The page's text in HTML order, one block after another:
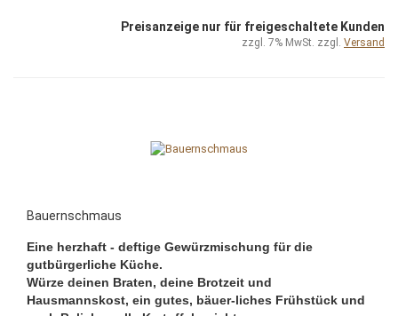
Preisanzeige nur für freigeschaltete Kunden
zzgl. 7% MwSt. zzgl. Versand
Bauernschmaus
Eine herzhaft - deftige Gewürzmischung für die
gutbürgerliche Küche.
Würze deinen Braten, deine Brotzeit und
Hausmannskost, ein gutes, bäuer-liches Frühstück und